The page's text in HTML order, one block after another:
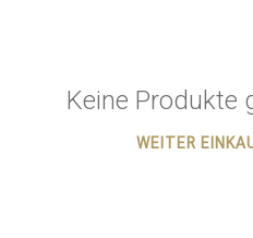
Keine Produkte
WEITER